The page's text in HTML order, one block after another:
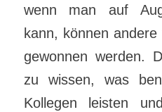
wenn man auf
kann, können
gewonnen werden.
zu wissen, was
Kollegen leisten